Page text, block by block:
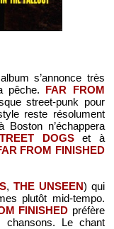
s’annonce très
pêche. FAR FROM
street-punk pour
reste résolument
n’échappera
DOGSet à
FROM FINISHED
,THE UNSEEN) qui
plutôt mid-tempo.
FINISHED préfère
Le chant